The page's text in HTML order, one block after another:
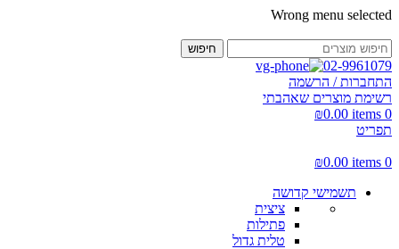
Wrong menu selected
חיפוש
02-9961079
התחברות / הרשמה
רשימת מוצרים שאהבתי
0
items
₪0.00
תפריט
0
items
₪0.00
תשמישי קדושה
ציצית
פתילות
טלית גדול